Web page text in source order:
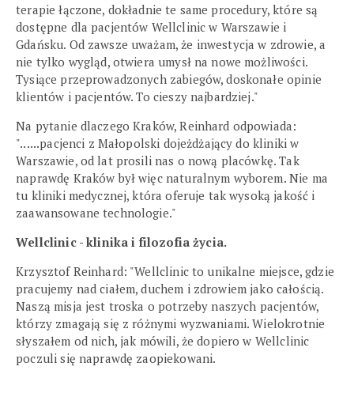
terapie łączone, dokładnie te same procedury, które są
dostępne dla pacjentów Wellclinic w Warszawie i
Gdańsku. Od zawsze uważam, że inwestycja w zdrowie, a
nie tylko wygląd, otwiera umysł na nowe możliwości.
Tysiące przeprowadzonych zabiegów, doskonałe opinie
klientów i pacjentów. To cieszy najbardziej."
Na pytanie dlaczego Kraków, Reinhard odpowiada:
"......pacjenci z Małopolski dojeżdżający do kliniki w
Warszawie, od lat prosili nas o nową placówkę. Tak
naprawdę Kraków był więc naturalnym wyborem. Nie ma
tu kliniki medycznej, która oferuje tak wysoką jakość i
zaawansowane technologie."
Wellclinic - klinika i filozofia życia.
Krzysztof Reinhard: "Wellclinic to unikalne miejsce, gdzie
pracujemy nad ciałem, duchem i zdrowiem jako całością.
Naszą misja jest troska o potrzeby naszych pacjentów,
którzy zmagają się z różnymi wyzwaniami. Wielokrotnie
słyszałem od nich, jak mówili, że dopiero w Wellclinic
poczuli się naprawdę zaopiekowani.